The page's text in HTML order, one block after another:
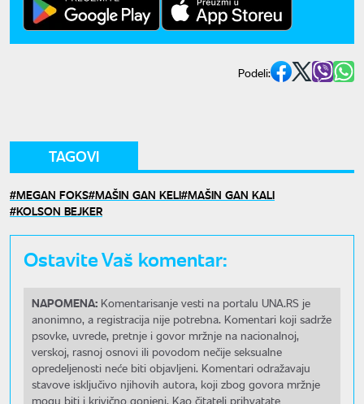
Podeli:
TAGOVI
MEGAN FOKS MAŠIN GAN KELI MAŠIN GAN KALI
KOLSON BEJKER
Ostavite Vaš komentar:
NAPOMENA: Komentarisanje vesti na portalu UNA.RS je
anonimno, a registracija nije potrebna. Komentari koji sadrže
psovke, uvrede, pretnje i govor mržnje na nacionalnoj,
verskoj, rasnoj osnovi ili povodom nečije seksualne
opredeljenosti neće biti objavljeni. Komentari odražavaju
stavove isključivo njihovih autora, koji zbog govora mržnje
mogu biti i krivično gonjeni. Kao čitatelj prihvatate